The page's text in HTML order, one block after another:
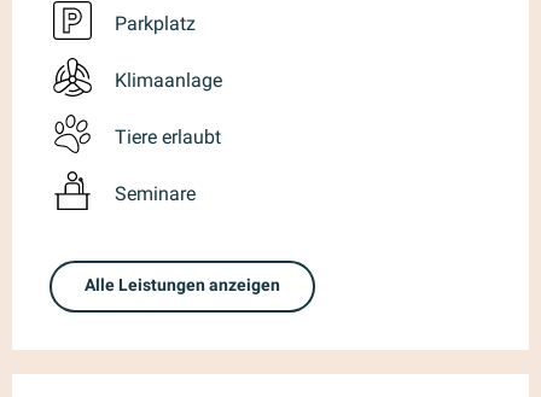
Parkplatz
Klimaanlage
Tiere erlaubt
Seminare
Alle Leistungen anzeigen